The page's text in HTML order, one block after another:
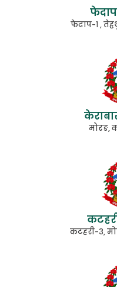
फेदाप-१ ,
मोरङ,
कटहरी-३,